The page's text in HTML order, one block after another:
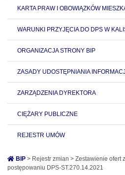
KARTA PRAW I OBOWIĄZKÓW
WARUNKI PRZYJĘCIA DO DPS W
ORGANIZACJA STRONY BIP
ZASADY UDOSTĘPNIANIA
ZARZĄDZENIA DYREKTORA
CIĘŻARY PUBLICZNE
REJESTR UMÓW
BIP > Rejestr zmian > Zestawienie ofert
postępowaniu DPS-ST.270.14.2021